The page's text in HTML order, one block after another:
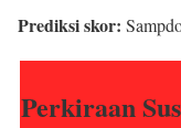
Prediksi skor:
Perkiraan